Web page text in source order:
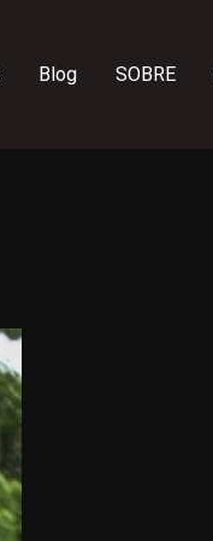
Blog SOBRE